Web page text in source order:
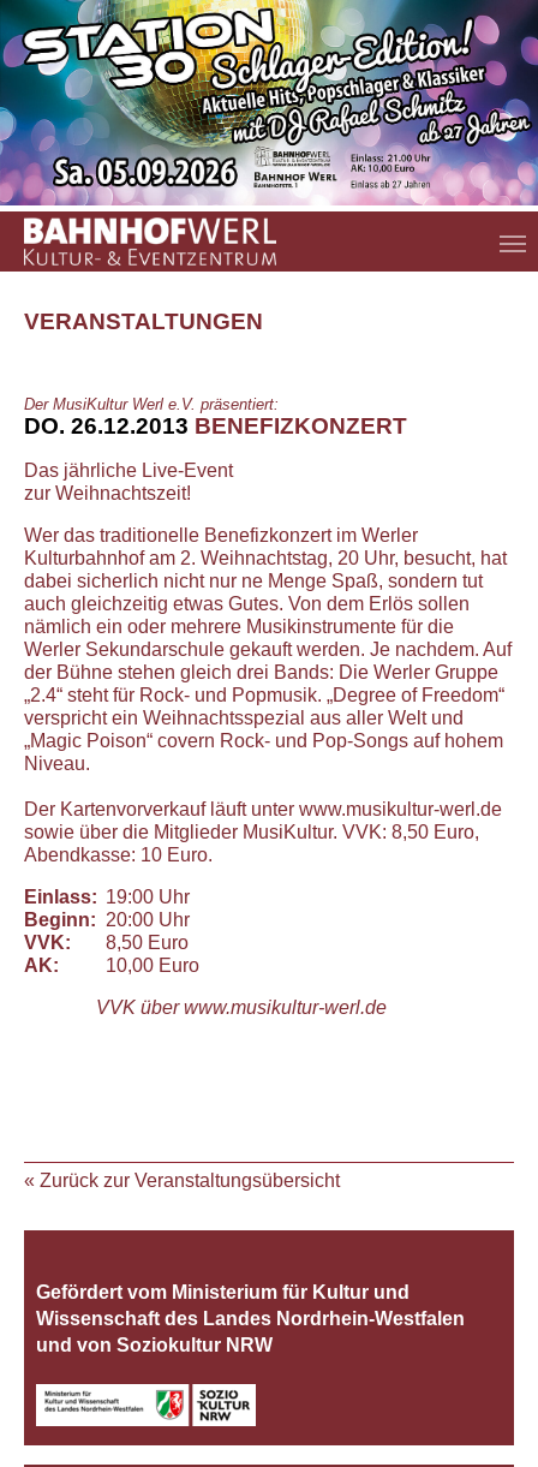
Zum Hauptinhalt springen
VERANSTALTUNGEN
Der MusiKultur Werl e.V. präsentiert:
DO. 26.12.2013 BENEFIZKONZERT
Das jährliche Live-Event
zur Weihnachtszeit!
Wer das traditionelle Benefizkonzert im Werler
Kulturbahnhof am 2. Weihnachtstag, 20 Uhr, besucht, hat
dabei sicherlich nicht nur ne Menge Spaß, sondern tut
auch gleichzeitig etwas Gutes. Von dem Erlös sollen
nämlich ein oder mehrere Musikinstrumente für die
Werler Sekundarschule gekauft werden. Je nachdem. Auf
der Bühne stehen gleich drei Bands: Die Werler Gruppe
„2.4“ steht für Rock- und Popmusik. „Degree of Freedom“
verspricht ein Weihnachtsspezial aus aller Welt und
„Magic Poison“ covern Rock- und Pop-Songs auf hohem
Niveau.
Der Kartenvorverkauf läuft unter www.musikultur-werl.de
sowie über die Mitglieder MusiKultur. VVK: 8,50 Euro,
Abendkasse: 10 Euro.
Einlass: 19:00 Uhr
Beginn: 20:00 Uhr
VVK:
8,50 Euro
AK:
10,00 Euro
VVK über www.musikultur-werl.de
« Zurück zur Veranstaltungsübersicht
Gefördert vom Ministerium für Kultur und
Wissenschaft des Landes Nordrhein‐Westfalen
und von Soziokultur NRW